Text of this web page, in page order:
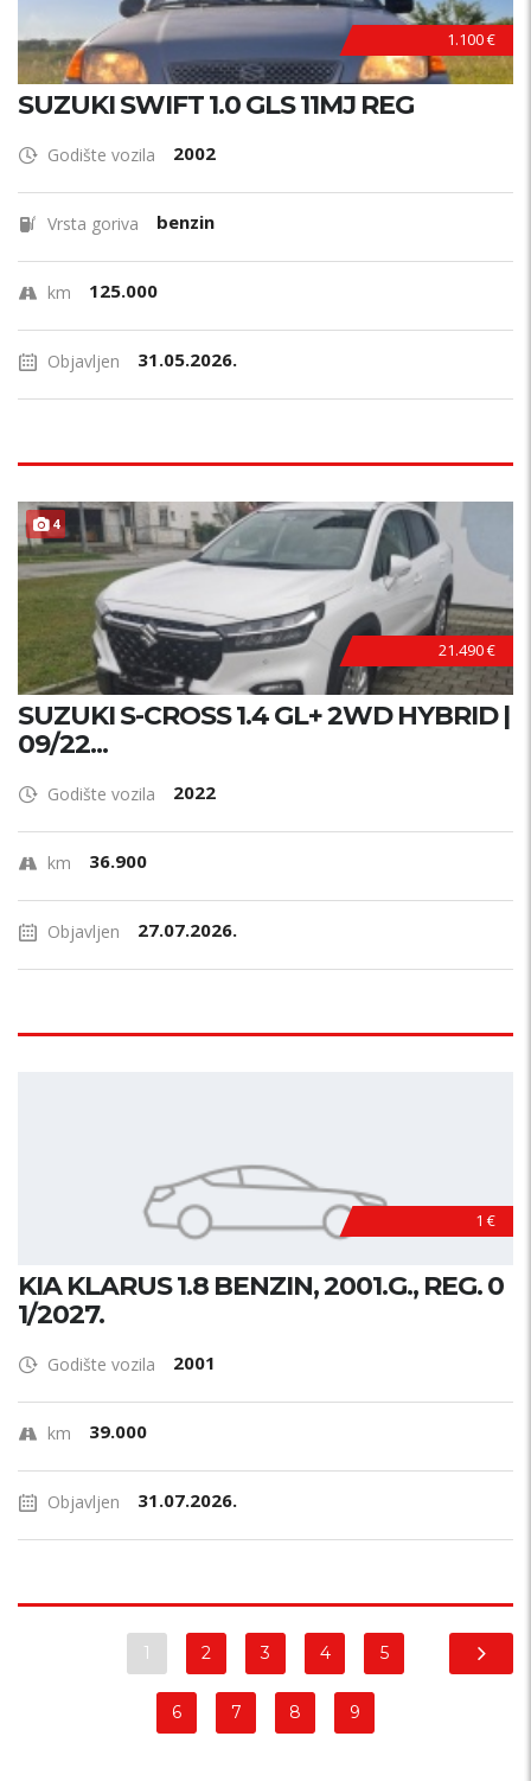
1.100 €
SUZUKI SWIFT 1.0 GLS 11MJ REG
Godište vozila 2002
Vrsta goriva benzin
km 125.000
Objavljen 31.05.2026.
4
21.490 €
SUZUKI S-CROSS 1.4 GL+ 2WD HYBRID |
09/22...
Godište vozila 2022
km 36.900
Objavljen 27.07.2026.
1 €
KIA KLARUS 1.8 BENZIN, 2001.G., REG. 0
1/2027.
Godište vozila 2001
km 39.000
Objavljen 31.07.2026.
1 2 3 4 5
6 7 8 9